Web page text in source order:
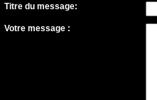
Titre du message:
Votre message :